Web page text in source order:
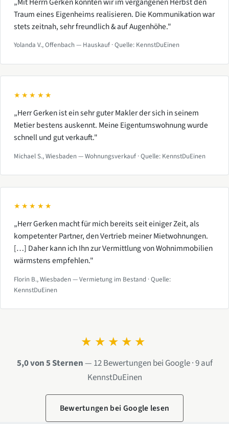
Traum eines Eigenheims realisieren. Die Kommunikation war
stets zeitnah, sehr freundlich & auf Augenhöhe."
Yolanda V., Offenbach — Hauskauf · Quelle: KennstDuEinen
★★★★★
„Herr Gerken ist ein sehr guter Makler der sich in seinem
Metier bestens auskennt. Meine Eigentumswohnung wurde
schnell und gut verkauft."
Michael S., Wiesbaden — Wohnungsverkauf · Quelle: KennstDuEinen
★★★★★
„Herr Gerken macht für mich bereits seit einiger Zeit, als
kompetenter Partner, den Vertrieb meiner Mietwohnungen.
[…] Daher kann ich Ihn zur Vermittlung von Wohnimmobilien
wärmstens empfehlen."
Florin B., Wiesbaden — Vermietung im Bestand · Quelle:
KennstDuEinen
★★★★★
5,0 von 5 Sternen— 12 Bewertungen bei Google · 9 auf
KennstDuEinen
Bewertungen bei Google lesen